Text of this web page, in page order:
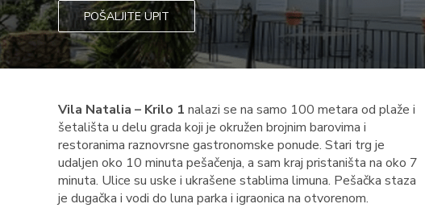
POŠALJITE UPIT
Vila Natalia – Krilo 1 nalazi se na samo 100 metara od plaže i
šetališta u delu grada koji je okružen brojnim barovima i
restoranima raznovrsne gastronomske ponude. Stari trg je
udaljen oko 10 minuta pešačenja, a sam kraj pristaništa na oko 7
minuta. Ulice su uske i ukrašene stablima limuna. Pešačka staza
je dugačka i vodi do luna parka i igraonica na otvorenom.